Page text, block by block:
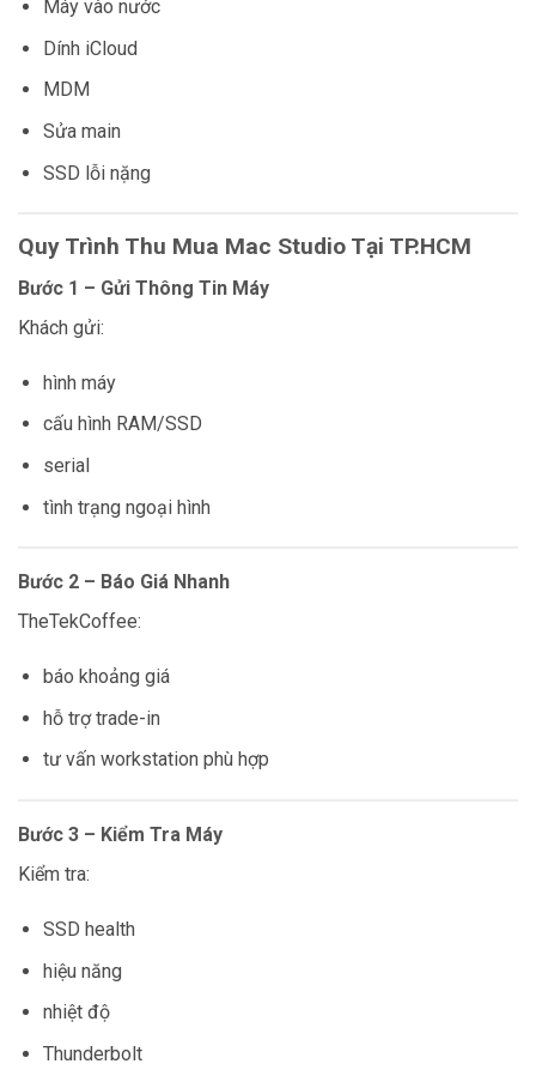
Máy vào nước
Dính iCloud
MDM
Sửa main
SSD lỗi nặng
Quy Trình Thu Mua Mac Studio Tại TP.HCM
Bước 1 – Gửi Thông Tin Máy
Khách gửi:
hình máy
cấu hình RAM/SSD
serial
tình trạng ngoại hình
Bước 2 – Báo Giá Nhanh
TheTekCoffee:
báo khoảng giá
hỗ trợ trade-in
tư vấn workstation phù hợp
Bước 3 – Kiểm Tra Máy
Kiểm tra:
SSD health
hiệu năng
nhiệt độ
Thunderbolt